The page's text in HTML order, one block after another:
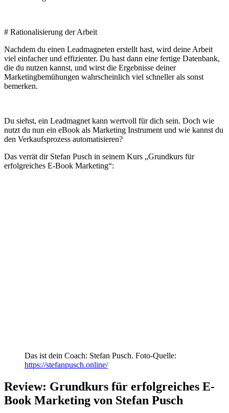
# Rationalisierung der Arbeit
Nachdem du einen Leadmagneten erstellt hast, wird deine Arbeit
viel einfacher und effizienter. Du hast dann eine fertige Datenbank,
die du nutzen kannst, und wirst die Ergebnisse deiner
Marketingbemühungen wahrscheinlich viel schneller als sonst
bemerken.
Du siehst, ein Leadmagnet kann wertvoll für dich sein. Doch wie
nutzt du nun ein eBook als Marketing Instrument und wie kannst du
den Verkaufsprozess automatisieren?
Das verrät dir Stefan Pusch in seinem Kurs „Grundkurs für
erfolgreiches E-Book Marketing“:
Das ist dein Coach: Stefan Pusch. Foto-Quelle:
https://stefanpusch.online/
Review: Grundkurs für erfolgreiches E-
Book Marketing von Stefan Pusch